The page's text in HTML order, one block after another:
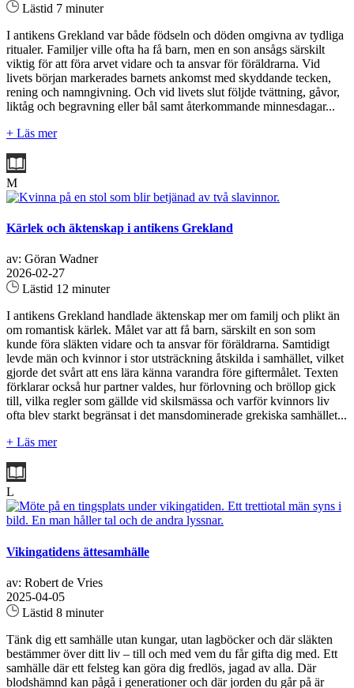
Lästid 7 minuter
I antikens Grekland var både födseln och döden omgivna av tydliga
ritualer. Familjer ville ofta ha få barn, men en son ansågs särskilt
viktig för att föra arvet vidare och ta ansvar för föräldrarna. Vid
livets början markerades barnets ankomst med skyddande tecken,
rening och namngivning. Och vid livets slut följde tvättning, gåvor,
liktåg och begravning eller bål samt återkommande minnesdagar...
+ Läs mer
M
Kärlek och äktenskap i antikens Grekland
av: Göran Wadner
2026-02-27
Lästid 12 minuter
I antikens Grekland handlade äktenskap mer om familj och plikt än
om romantisk kärlek. Målet var att få barn, särskilt en son som
kunde föra släkten vidare och ta ansvar för föräldrarna. Samtidigt
levde män och kvinnor i stor utsträckning åtskilda i samhället, vilket
gjorde det svårt att ens lära känna varandra före giftermålet. Texten
förklarar också hur partner valdes, hur förlovning och bröllop gick
till, vilka regler som gällde vid skilsmässa och varför kvinnors liv
ofta blev starkt begränsat i det mansdominerade grekiska samhället...
+ Läs mer
L
Vikingatidens ättesamhälle
av: Robert de Vries
2025-04-05
Lästid 8 minuter
Tänk dig ett samhälle utan kungar, utan lagböcker och där släkten
bestämmer över ditt liv – till och med vem du får gifta dig med. Ett
samhälle där ett felsteg kan göra dig fredlös, jagad av alla. Där
blodshämnd kan pågå i generationer och där jorden du går på är